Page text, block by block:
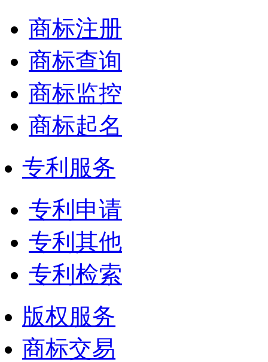
商标注册
商标查询
商标监控
商标起名
专利服务
专利申请
专利其他
专利检索
版权服务
商标交易